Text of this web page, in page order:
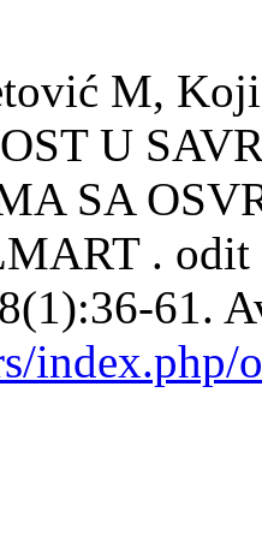
M,
U
SA
. odit
61.